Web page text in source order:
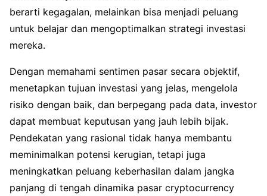
berarti kegagalan, melainkan bisa menjadi peluang
untuk belajar dan mengoptimalkan strategi investasi
mereka.
Dengan memahami sentimen pasar secara objektif,
menetapkan tujuan investasi yang jelas, mengelola
risiko dengan baik, dan berpegang pada data, investor
dapat membuat keputusan yang jauh lebih bijak.
Pendekatan yang rasional tidak hanya membantu
meminimalkan potensi kerugian, tetapi juga
meningkatkan peluang keberhasilan dalam jangka
panjang di tengah dinamika pasar cryptocurrency